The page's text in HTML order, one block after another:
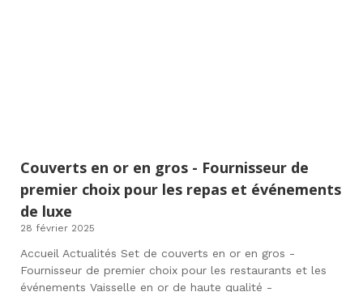
Couverts en or en gros - Fournisseur de
premier choix pour les repas et événements
de luxe
28 février 2025
Accueil Actualités Set de couverts en or en gros -
Fournisseur de premier choix pour les restaurants et les
événements Vaisselle en or de haute qualité -